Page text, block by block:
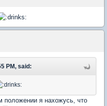
PM, said:
положении я нахожусь, что